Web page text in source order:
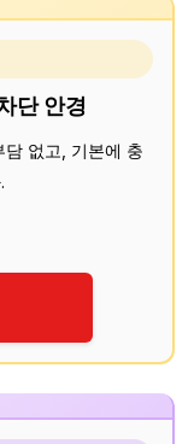
단 안경
없고, 기본에 충